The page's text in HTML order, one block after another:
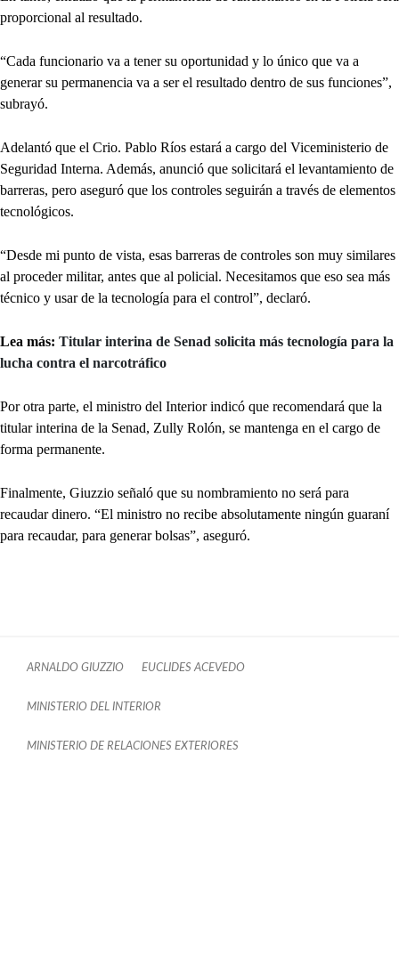
proporcional al resultado.
“Cada funcionario va a tener su oportunidad y lo único que va a
generar su permanencia va a ser el resultado dentro de sus funciones”,
subrayó.
Adelantó que el Crio. Pablo Ríos estará a cargo del Viceministerio de
Seguridad Interna. Además, anunció que solicitará el levantamiento de
barreras, pero aseguró que los controles seguirán a través de elementos
tecnológicos.
“Desde mi punto de vista, esas barreras de controles son muy similares
al proceder militar, antes que al policial. Necesitamos que eso sea más
técnico y usar de la tecnología para el control”, declaró.
Lea más: Titular interina de Senad solicita más tecnología para la
lucha contra el narcotráfico
Por otra parte, el ministro del Interior indicó que recomendará que la
titular interina de la Senad, Zully Rolón, se mantenga en el cargo de
forma permanente.
Finalmente, Giuzzio señaló que su nombramiento no será para
recaudar dinero. “El ministro no recibe absolutamente ningún guaraní
para recaudar, para generar bolsas”, aseguró.
ARNALDO GIUZZIO EUCLIDES ACEVEDO
MINISTERIO DEL INTERIOR
MINISTERIO DE RELACIONES EXTERIORES